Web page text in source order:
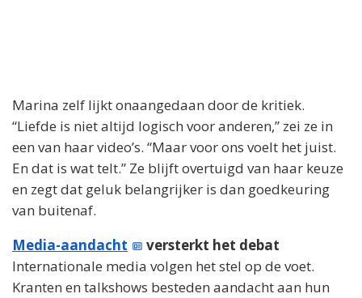
Marina zelf lijkt onaangedaan door de kritiek.
“Liefde is niet altijd logisch voor anderen,” zei ze in
een van haar video’s. “Maar voor ons voelt het juist.
En dat is wat telt.” Ze blijft overtuigd van haar keuze
en zegt dat geluk belangrijker is dan goedkeuring
van buitenaf.
Media-aandacht
versterkt het debat
Internationale media volgen het stel op de voet.
Kranten en talkshows besteden aandacht aan hun